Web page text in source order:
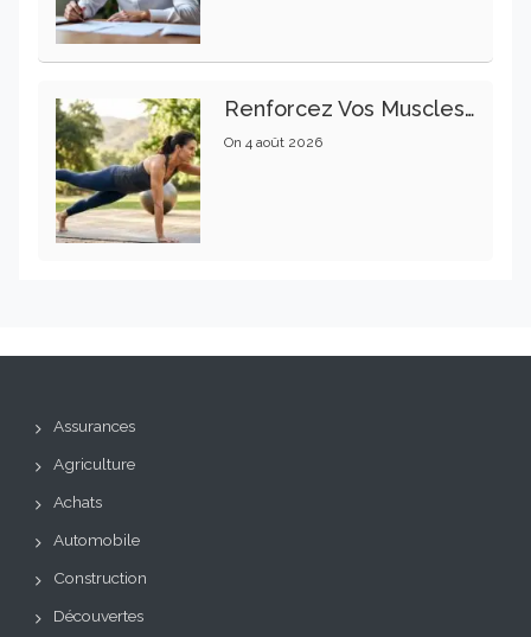
Renforcez Vos Muscles Profonds Pour Apaiser Votre Mal De Dos
On 4 août 2026
Assurances
Agriculture
Achats
Automobile
Construction
Découvertes